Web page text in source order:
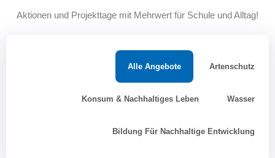
Themenfelder
Allgemeine Informationen
Veranstaltungen
Unterstützung
Netzwerke
Aktionen und Projekttage mit Mehrwert für Schule und Alltag!
Alle Angebote Artenschutz
Konsum & Nachhaltiges Leben Wasser
Bildung Für Nachhaltige Entwicklung